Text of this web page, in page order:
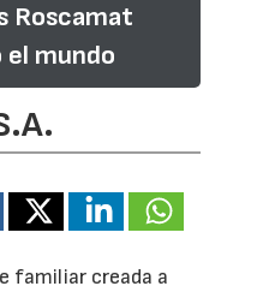
Roscamat
mundo
familiar creada a